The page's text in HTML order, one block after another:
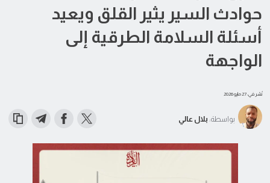
حوادث السير يثير القلق ويعيد
أسئلة السلامة الطرقية إلى
الواجهة
نُشر في: 27 مايو 2026
بواسطة: بلال عالي